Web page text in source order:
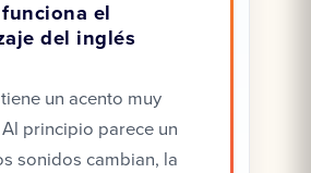
el
del inglés
un acento muy
principio parece un
sonidos cambian, la